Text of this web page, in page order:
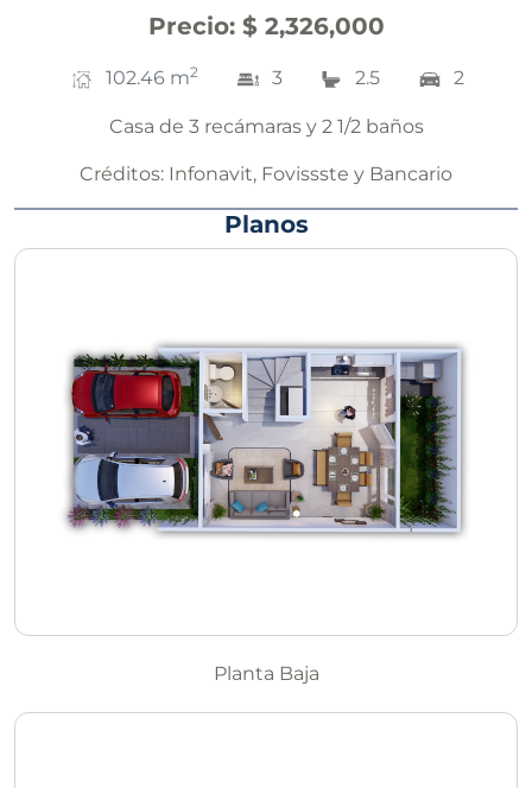
Precio: $ 2,326,000
102.46 m2 3 2.5 2
Casa de 3 recámaras y 2 1/2 baños
Créditos: Infonavit, Fovissste y Bancario
Planos
Planta Baja